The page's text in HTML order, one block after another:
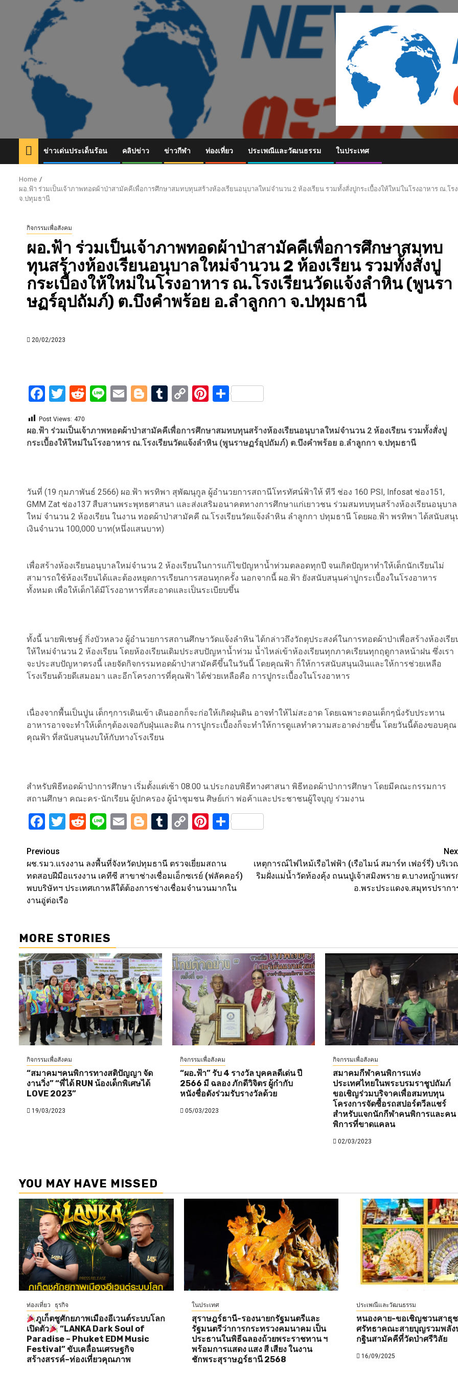
ข่าวเด่นประเด็นร้อน คลิปข่าว ข่าวกีฬา ท่องเที่ยว ประเพณีและวัฒนธรรม ในประเทศ
Home
ผอ.ฟ้า ร่วมเป็นเจ้าภาพทอดผ้าป่าสามัคคีเพื่อการศึกษาสมทบทุนสร้างห้องเรียนอนุบาลใหม่จำนวน 2 ห้องเรียน รวมทั้งสั่งปูกระเบื้องให้ใหม่ในโรงอาหาร ณ.โ
จ.ปทุมธานี
กิจกรรมเพื่อสังคม
ผอ.ฟ้า ร่วมเป็นเจ้าภาพทอดผ้าป่าสามัคคีเพื่อการศึกษาสมทบ
ทุนสร้างห้องเรียนอนุบาลใหม่จำนวน 2 ห้องเรียน รวมทั้งสั่งปู
กระเบื้องให้ใหม่ในโรงอาหาร ณ.โรงเรียนวัดแจ้งลำหิน (พูนรา
ษฏร์อุปถัมภ์) ต.บึงคำพร้อย อ.ลำลูกกา จ.ปทุมธานี
20/02/2023
Facebook
Twitter
Reddit
LineEmailBlogger
Tumblr
CopyPinterest
Share
Post Views: 470
ผอ.ฟ้า ร่วมเป็นเจ้าภาพทอดผ้าป่าสามัคคีเพื่อการศึกษาสมทบทุนสร้างห้องเรียนอนุบาลใหม่จำนวน 2 ห้องเรียน รวมทั้งสั่งปู
กระเบื้องให้ใหม่ในโรงอาหาร ณ.โรงเรียนวัดแจ้งลำหิน (พูนราษฏร์อุปถัมภ์) ต.บึงคำพร้อย อ.ลำลูกกา จ.ปทุมธานี
วันที่ (19 กุมภาพันธ์ 2566) ผอ.ฟ้า พรทิพา สุพัฒนุกูล ผู้อำนวยการสถานีโทรทัศน์ฟ้าให้ ทีวี ช่อง 160 PSI, Infosat ช่อง151,
GMM Zat ช่อง137 สืบสานพระพุทธศาสนา และส่งเสริมอนาคตทางการศึกษาแก่เยาวชน ร่วมสมทบทุนสร้างห้องเรียนอนุบาล
ใหม่ จำนวน 2 ห้องเรียน ในงาน ทอดผ้าป่าสามัคคี ณ.โรงเรียนวัดแจ้งลำหิน ลำลูกกา ปทุมธานี โดยผอ.ฟ้า พรทิพา ได้สนับสนุ
เงินจำนวน 100,000 บาท(หนึ่งแสนบาท)
เพื่อสร้างห้องเรียนอนุบาลใหม่จำนวน 2 ห้องเรียนในการแก้ไขปัญหาน้ำท่วมตลอดทุกปี จนเกิดปัญหาทำให้เด็กนักเรียนไม่
สามารถใช้ห้องเรียนได้และต้องหยุดการเรียนการสอนทุกครั้ง นอกจากนี้ ผอ.ฟ้า ยังสนับสนุนค่าปูกระเบื้องในโรงอาหาร
ทั้งหมด เพื่อให้เด็กได้มีโรงอาหารที่สะอาดและเป็นระเบียบขึ้น
ทั้งนี้ นายพิเชษฐ์ กิ่งบัวหลวง ผู้อำนวยการสถานศึกษาวัดแจ้งลำหิน ได้กล่าวถึงวัถตุประสงค์ในการทอดผ้าป่าเพื่อสร้างห้องเรีย
ให้ใหม่จำนวน 2 ห้องเรียน โดยห้องเรียนเดิมประสบปัญหาน้ำท่วม น้ำไหล่เข้าห้องเรียนทุกภาคเรียนทุกฤดูกาลหน้าฝน ซึ่งเรา
จะประสบปัญหาตรงนี้ เลยจัดกิจกรรมทอดผ้าป่าสามัคคีขึ้นในวันนี้ โดยคุณฟ้า ก็ให้การสนับสนุนเงินและให้การช่วยเหลือ
โรงเรียนด้วยดีเสมอมา และอีกโครงการที่คุณฟ้า ได้ช่วยเหลือคือ การปูกระเบื้องในโรงอาหาร
เนื่องจากพื้นเป็นปูน เด็กๆการเดินเข้า เดินออกก็จะก่อให้เกิดฝุ่นดิน อาจทำให้ไม่สะอาด โดยเฉพาะตอนเด็กๆนั่งรับประทาน
อาหารอาจจะทำให้เด็กๆต้องเจอกับฝุ่นและดิน การปูกระเบื้องก็จะทำให้การดูแลทำความสะอาดง่ายขึ้น โดยวันนี้ต้องขอบคุณ
คุณฟ้า ที่สนับสนุนงบให้กับทางโรงเรียน
สำหรับพิธีทอดผ้าป่าการศึกษา เริ่มตั้งแต่เช้า 08.00 น.ประกอบพิธีทางศาสนา พิธีทอดผ้าป่าการศึกษา โดยมีคณะกรรมการ
สถานศึกษา คณะคร-นักเรียน ผู้ปกครอง ผู้นำชุมชน ศิษย์เก่า พ่อค้าและประชาชนผู้ใจบุญ ร่วมงาน
Facebook
Twitter
Reddit
LineEmailBlogger
Tumblr
CopyPinterest
Share
Post
navigation
Previous
ผช.รมว.แรงงาน ลงพื้นที่จังหวัดปทุมธานี ตรวจเยี่ยมสถาน
ทดสอบฝีมือแรงงาน เคทีซี สาขาช่างเชื่อมเอ็กซเรย์ (ฟลัคคอร์)
พบบริษัทฯ ประเทศเกาหลีใต้ต้องการช่างเชื่อมจำนวนมากใน
งานอู่ต่อเรือ
เหตุการณ์ไฟไหม้เรือไฟฟ้า (เรือไมน์ สมาร์ท เฟอร์รี่) บริเว
ริมฝั่งแม่น้ำวัดท้องคุ้ง ถนนปู่เจ้าสมิงพราย ต.บางหญ้าแพร
อ.พระประแดงจ.สมุทรปรากา
MORE STORIES
กิจกรรมเพื่อสังคม
“สมาคมฯคนพิการทางสติปัญญา จัด
งานวิ่ง” “พี่ได้ RUN น้องเด็กพิเศษได้
LOVE 2023”
19/03/2023
กิจกรรมเพื่อสังคม
“ผอ.ฟ้า” รับ 4 รางวัล บุคคลดีเด่น ปี
2566 มี ฉลอง ภักดีวิจิตร ผู้กำกับ
หนังชื่อดังร่วมรับรางวัลด้วย
05/03/2023
กิจกรรมเพื่อสังคม
สมาคมกีฬาคนพิการแห่ง
ประเทศไทยในพระบรมราชูปถัมภ์
ขอเชิญร่วมบริจาคเพื่อสมทบทุน
โครงการจัดซื้อรถสปอร์ตวีลแชร์
สำหรับแจกนักกีฬาคนพิการและคน
พิการที่ขาดแคลน
02/03/2023
YOU MAY HAVE MISSED
ท่องเที่ยว ธุรกิจ
ภูเก็ตชูศักยภาพเมืองอีเวนต์ระบบโลก
เปิดตัว
“LANKA Dark Soul of
Paradise – Phuket EDM Music
Festival” ขับเคลื่อนเศรษฐกิจ
สร้างสรรค์–ท่องเที่ยวคุณภาพ
ในประเทศ
สุราษฎร์ธานี-รองนายกรัฐมนตรีและ
รัฐมนตรีว่าการกระทรวงคมนาคม เป็น
ประธานในพิธีฉลองถ้วยพระราชทาน ฯ
พร้อมการแสดง แสง สี เสียง ในงาน
ชักพระสุราษฎร์ธานี 2568
ประเพณีและวัฒนธรรม
หนองคาย-ขอเชิญชวนสาธุ
ศรัทธาคณะสายบุญรวมพลั
กฐินสามัคคีที่วัดป่าศรีวิลัย
16/09/2025